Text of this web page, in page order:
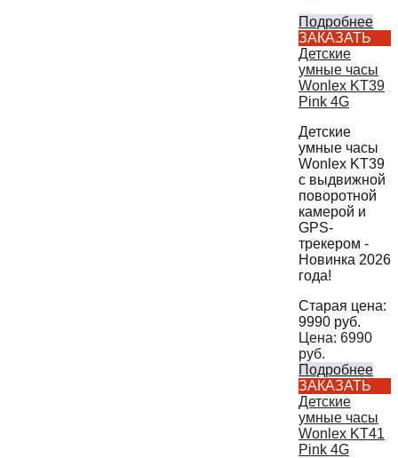
Подробнее
ЗАКАЗАТЬ
Детские
умные часы
Wonlex KT39
Pink 4G
Детские
умные часы
Wonlex KT39
с выдвижной
поворотной
камерой и
GPS-
трекером -
Новинка 2026
года!
Старая цена:
9990 руб.
Цена: 6990
руб.
Подробнее
ЗАКАЗАТЬ
Детские
умные часы
Wonlex KT41
Pink 4G